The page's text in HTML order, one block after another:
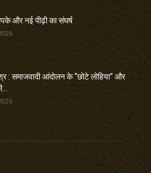
और नई पीढ़ी का संघर्ष
: समाजवादी आंदोलन के “छोटे लोहिया” और